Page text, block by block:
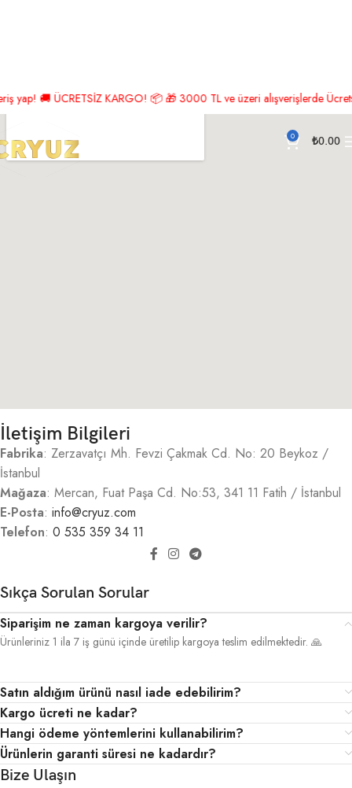
ÜCRETSİZ KARGO! 📦 🎁 3000 TL ve üzeri alışverişlerde Ücretsiz
0 ₺0.00
İletişim Bilgileri
Fabrika: Zerzavatçı Mh. Fevzi Çakmak Cd. No: 20 Beykoz /
İstanbul
Mağaza: Mercan, Fuat Paşa Cd. No:53, 341 11 Fatih / İstanbul
E-Posta: info@cryuz.com
Telefon: 0 535 359 34 11
Sıkça Sorulan Sorular
Siparişim ne zaman kargoya verilir?
Ürünleriniz 1 ila 7 iş günü içinde üretilip kargoya teslim edilmektedir. 🙏
Satın aldığım ürünü nasıl iade edebilirim?
Kargo ücreti ne kadar?
Hangi ödeme yöntemlerini kullanabilirim?
Ürünlerin garanti süresi ne kadardır?
Bize Ulaşın